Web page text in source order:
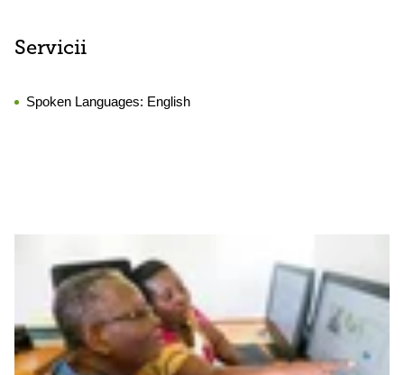
Servicii
Spoken Languages: English